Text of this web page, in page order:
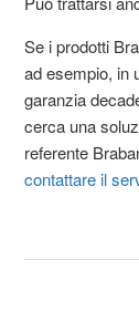
Se i prodotti
ad esempio, in
garanzia
cerca una
referente
contattare il